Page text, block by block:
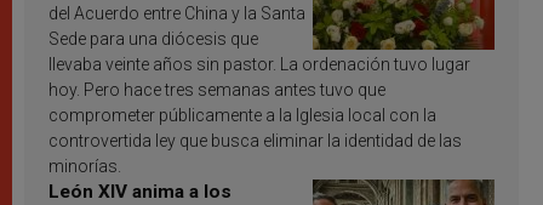
del Acuerdo entre China y la Santa
Sede para una diócesis que
llevaba veinte años sin pastor. La ordenación tuvo lugar
hoy. Pero hace tres semanas antes tuvo que
comprometer públicamente a la Iglesia local con la
controvertida ley que busca eliminar la identidad de las
minorías.
León XIV anima a los